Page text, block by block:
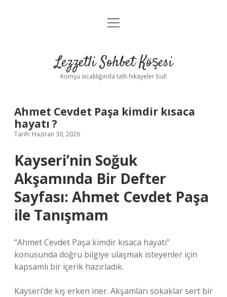
Anasayfa
Yasal Uyarı
menüyü
Lezzetli Sohbet Köşesi
Komşu sıcaklığında tatlı hikayeler bul!
Ahmet Cevdet Paşa kimdir kısaca
hayatı ?
Tarih: Haziran 30, 2026
Kayseri’nin Soğuk
Akşamında Bir Defter
Sayfası: Ahmet Cevdet Paşa
ile Tanışmam
“Ahmet Cevdet Paşa kimdir kısaca hayatı”
konusunda doğru bilgiye ulaşmak isteyenler için
kapsamlı bir içerik hazırladık.
Kayseri’de kış erken iner. Akşamları sokaklar sert bir